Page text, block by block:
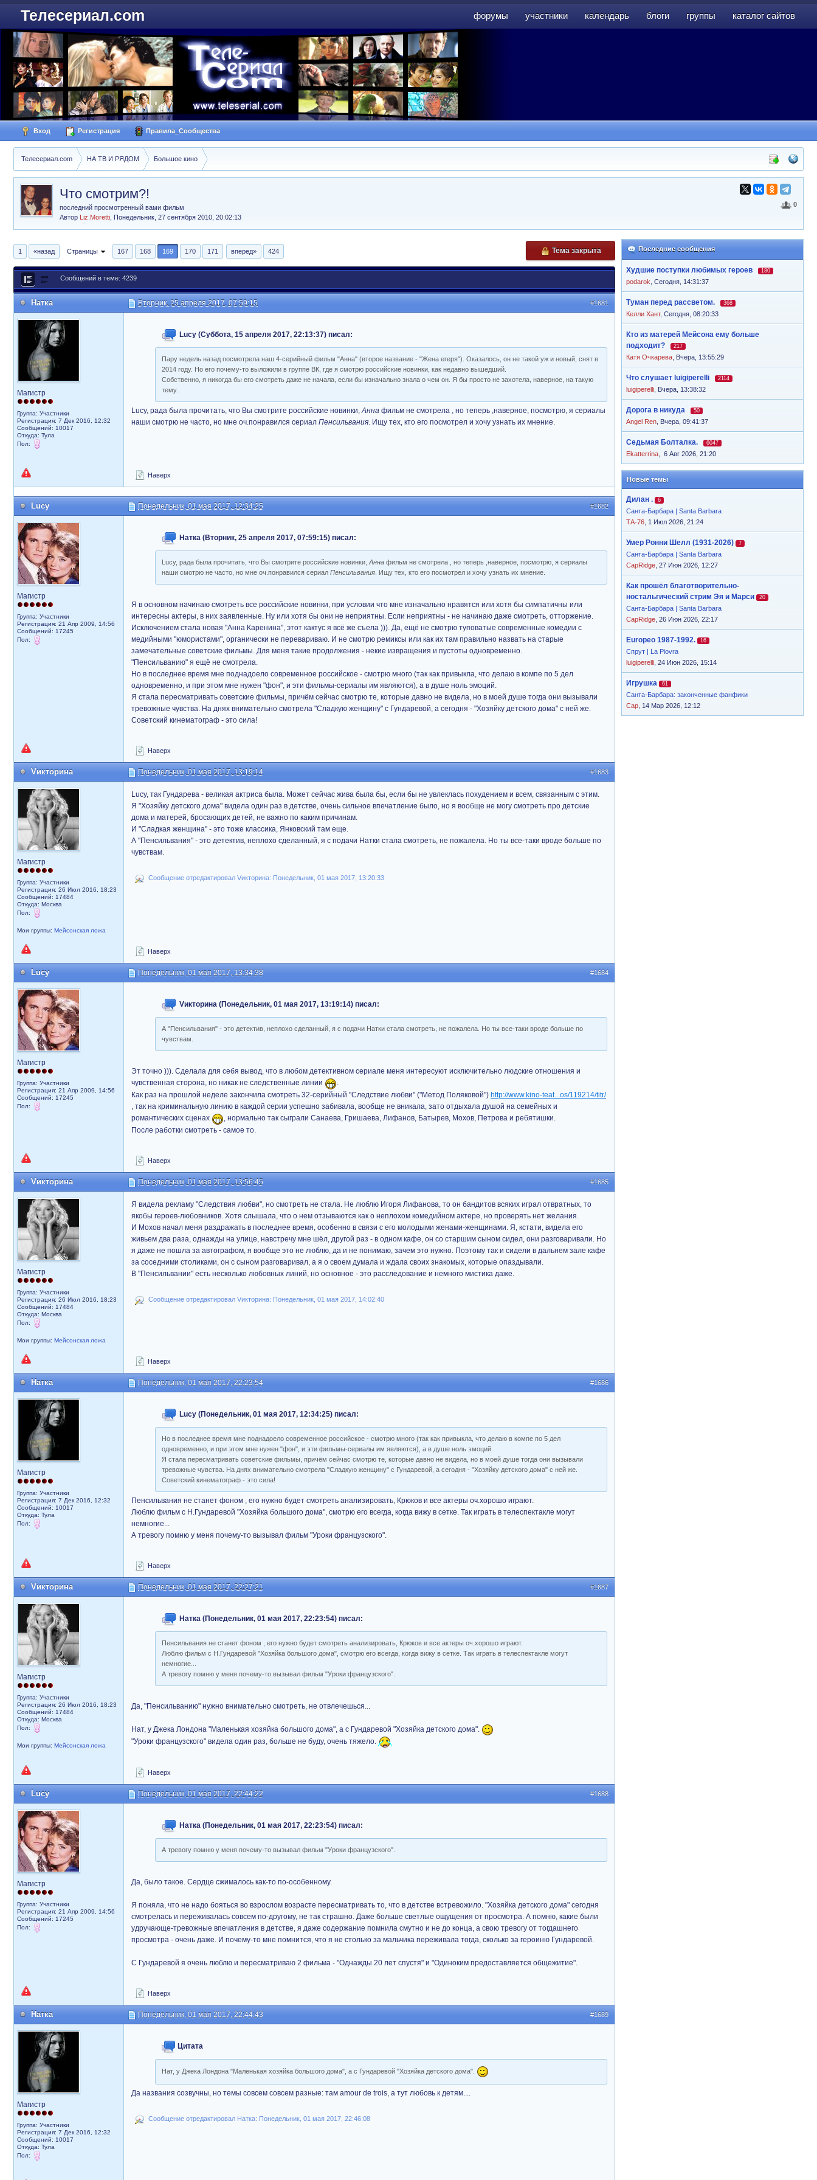
форумы участники календарь блоги группы каталог сайтов
Телесериал.com
Вход Регистрация Правила_Сообщества
Телесериал.com НА ТВ И РЯДОМ Большое кино
0
Что смотрим?!
последний просмотренный вами фильм
Автор Liz.Moretti Понедельник, 27 сентября 2010, 20:02:13
Последние сообщения
Худшие поступки любимых героев 180
podarok Сегодня, 14:31:37
Туман перед рассветом. 368
Келли Хант, Сегодня, 08:20:33
Кто из матерей Мейсона ему больше
подходит?
217
Катя Очкарева Вчера, 13:55:29
Что слушает luigiperelli 2114
luigiperelli Вчера, 13:38:32
Дорога в никуда 50
Angel Ren Вчера, 09:41:37
Седьмая Болталка. 6047
Ekatterrina 6 Авг 2026, 21:20
Новые темы
Дилан . 6
Санта-Барбара | Santa Barbara
ТА-76 , 1 Июл 2026, 21:24
Умер Ронни Шелл (1931-2026) 7
Санта-Барбара | Santa Barbara
CapRidge , 27 Июн 2026, 12:27
Как прошёл благотворительно-
ностальгический стрим Эя и Марси
20
Санта-Барбара | Santa Barbara
CapRidge , 26 Июн 2026, 22:17
Europeo 1987-1992. 16
Спрут | La Piovra
luigiperelli , 24 Июн 2026, 15:14
Игрушка 61
Санта-Барбара: законченные фанфики
Cap , 14 Мар 2026, 12:12
1 «назад Страницы 167 168 169 170 171 вперед» 424 Тема закрыта
Сообщений в теме: 4239
#1681
Натка Вторник, 25 апреля 2017, 07:59:15
Магистр
Группа: Участники
Регистрация: 7 Дек 2016, 12:32
Сообщений: 10017
Откуда: Тула
Пол:
Lucy (Суббота, 15 апреля 2017, 22:13:37) писал:
Пару недель назад посмотрела наш 4-серийный фильм "Анна" (второе название - "Жена егеря"). Оказалось, он не такой уж и новый, снят в
2014 году. Но его почему-то выложили в группе ВК, где я смотрю российские новинки, как недавно вышедший.
Собственно, я никогда бы его смотреть даже не начала, если бы изначально знала о чем он. Я бы просто не захотела, наверное, на такую
тему.
Lucy, рада была прочитать, что Вы смотрите российские новинки,Анна фильм не смотрела , но теперь ,наверное, посмотрю, я сериалы
наши смотрю не часто, но мне оч.понравился сериал Пенсильвания. Ищу тех, кто его посмотрел и хочу узнать их мнение.
Наверх
#1682
Lucy Понедельник, 01 мая 2017, 12:34:25
Магистр
Группа: Участники
Регистрация: 21 Апр 2009, 14:56
Сообщений: 17245
Пол:
Натка (Вторник, 25 апреля 2017, 07:59:15) писал:
Lucy, рада была прочитать, что Вы смотрите российские новинки,Аннафильм не смотрела , но теперь ,наверное, посмотрю, я сериалы
наши смотрю не часто, но мне оч.понравился сериалПенсильвания . Ищу тех, кто его посмотрел и хочу узнать их мнение.
Я в основном начинаю смотреть все российские новинки, при условии что мне изначально нравятся или хотя бы симпатичны или
интересны актеры, в них заявленные. Ну или хотя бы они не неприятны. Если неприятны - не начинаю даже смотреть, отторжение.
Исключением стала новая "Анна Каренина", этот кактус я всё же съела ))). Да, ещё не смотрю туповатые современные комедии с
медийными "юмористами", органически не перевариваю. И не смотрю ремиксы или как их там правильно назвать на старые
замечательные советские фильмы. Для меня такие продолжения - некие извращения и пустоты одновременно.
"Пенсильванию" я ещё не смотрела.
Но в последнее время мне поднадоело современное российское - смотрю много (так как привыкла, что делаю в компе по 5 дел
одновременно, и при этом мне нужен "фон", и эти фильмы-сериалы им являются), а в душе ноль эмоций.
Я стала пересматривать советские фильмы, причём сейчас смотрю те, которые давно не видела, но в моей душе тогда они вызывали
тревожные чувства. На днях внимательно смотрела "Сладкую женщину" с Гундаревой, а сегодня - "Хозяйку детского дома" с ней же.
Советский кинематограф - это сила!
Наверх
#1683
Vикторина Понедельник, 01 мая 2017, 13:19:14
Магистр
Группа: Участники
Регистрация: 26 Июл 2016, 18:23
Сообщений: 17484
Откуда: Москва
Пол:
Мои группы: Мейсонская ложа
Lucy, так Гундарева - великая актриса была. Может сейчас жива была бы, если бы не увлеклась похудением и всем, связанным с этим.
Я "Хозяйку детского дома" видела один раз в детстве, очень сильное впечатление было, но я вообще не могу смотреть про детские
дома и матерей, бросающих детей, не важно по каким причинам.
И "Сладкая женщина" - это тоже классика, Янковский там еще.
А "Пенсильвания" - это детектив, неплохо сделанный, я с подачи Натки стала смотреть, не пожалела. Но ты все-таки вроде больше по
чувствам.
Сообщение отредактировал Vикторина: Понедельник, 01 мая 2017, 13:20:33
Наверх
#1684
Lucy Понедельник, 01 мая 2017, 13:34:38
Магистр
Группа: Участники
Регистрация: 21 Апр 2009, 14:56
Сообщений: 17245
Пол:
Vикторина (Понедельник, 01 мая 2017, 13:19:14) писал:
А "Пенсильвания" - это детектив, неплохо сделанный, я с подачи Натки стала смотреть, не пожалела. Но ты все-таки вроде больше по
чувствам.
Эт точно ))). Сделала для себя вывод, что в любом детективном сериале меня интересуют исключительно людские отношения и
чувственная сторона, но никак не следственные линии
.
Как раз на прошлой неделе закончила смотреть 32-серийный "Следствие любви" ("Метод Поляковой") http://www.kino-teat...os/119214/titr/
, так на криминальную линию в каждой серии успешно забивала, вообще не вникала, зато отдыхала душой на семейных и
романтических сценах
, нормально так сыграли Санаева, Гришаева, Лифанов, Батырев, Мохов, Петрова и ребятишки.
После работки смотреть - самое то.
Наверх
#1685
Vикторина Понедельник, 01 мая 2017, 13:56:45
Магистр
Группа: Участники
Регистрация: 26 Июл 2016, 18:23
Сообщений: 17484
Откуда: Москва
Пол:
Мои группы: Мейсонская ложа
Я видела рекламу "Следствия любви", но смотреть не стала. Не люблю Игоря Лифанова, то он бандитов всяких играл отвратных, то
якобы героев-любовников. Хотя слышала, что о нем отзываются как о неплохом комедийном актере, но проверять нет желания.
И Мохов начал меня раздражать в последнее время, особенно в связи с его молодыми женами-женщинами. Я, кстати, видела его
живьем два раза, однажды на улице, навстречу мне шёл, другой раз - в одном кафе, он со старшим сыном сидел, они разговаривали. Но
я даже не пошла за автографом, я вообще это не люблю, да и не понимаю, зачем это нужно. Поэтому так и сидели в дальнем зале кафе
за соседними столиками, он с сыном разговаривал, а я о своем думала и ждала своих знакомых, которые опаздывали.
В "Пенсильвании" есть несколько любовных линий, но основное - это расследование и немного мистика даже.
Сообщение отредактировал Vикторина: Понедельник, 01 мая 2017, 14:02:40
Наверх
#1686
Натка Понедельник, 01 мая 2017, 22:23:54
Магистр
Группа: Участники
Регистрация: 7 Дек 2016, 12:32
Сообщений: 10017
Откуда: Тула
Пол:
Lucy (Понедельник, 01 мая 2017, 12:34:25) писал:
Но в последнее время мне поднадоело современное российское - смотрю много (так как привыкла, что делаю в компе по 5 дел
одновременно, и при этом мне нужен "фон", и эти фильмы-сериалы им являются), а в душе ноль эмоций.
Я стала пересматривать советские фильмы, причём сейчас смотрю те, которые давно не видела, но в моей душе тогда они вызывали
тревожные чувства. На днях внимательно смотрела "Сладкую женщину" с Гундаревой, а сегодня - "Хозяйку детского дома" с ней же.
Советский кинематограф - это сила!
Пенсильвания не станет фоном , его нужно будет смотреть анализировать, Крюков и все актеры оч.хорошо играют.
Люблю фильм с Н.Гундаревой "Хозяйка большого дома", смотрю его всегда, когда вижу в сетке. Так играть в телеспектакле могут
немногие...
А тревогу помню у меня почему-то вызывал фильм "Уроки французского".
Наверх
#1687
Vикторина Понедельник, 01 мая 2017, 22:27:21
Магистр
Группа: Участники
Регистрация: 26 Июл 2016, 18:23
Сообщений: 17484
Откуда: Москва
Пол:
Мои группы: Мейсонская ложа
Натка (Понедельник, 01 мая 2017, 22:23:54) писал:
Пенсильвания не станет фоном , его нужно будет смотреть анализировать, Крюков и все актеры оч.хорошо играют.
Люблю фильм с Н.Гундаревой "Хозяйка большого дома", смотрю его всегда, когда вижу в сетке. Так играть в телеспектакле могут
немногие...
А тревогу помню у меня почему-то вызывал фильм "Уроки французского".
Да, "Пенсильванию" нужно внимательно смотреть, не отвлечешься...
Нат, у Джека Лондона "Маленькая хозяйка большого дома", а с Гундаревой "Хозяйка детского дома".
"Уроки французского" видела один раз, больше не буду, очень тяжело.
Наверх
#1688
Lucy Понедельник, 01 мая 2017, 22:44:22
Магистр
Группа: Участники
Регистрация: 21 Апр 2009, 14:56
Сообщений: 17245
Пол:
Натка (Понедельник, 01 мая 2017, 22:23:54) писал:
А тревогу помню у меня почему-то вызывал фильм "Уроки французского".
Да, было такое. Сердце сжималось как-то по-особенному.
Я поняла, что не надо бояться во взрослом возрасте пересматривать то, что в детстве встревожило. "Хозяйка детского дома" сегодня
смотрелась и переживалась совсем по-другому, не так страшно. Даже больше светлые ощущения от просмотра. А помню, какие были
удручающе-тревожные впечатления в детстве, я даже содержание помнила смутно и не до конца, а свою тревогу от тогдашнего
просмотра - очень даже. И почему-то мне помнится, что я не столько за мальчика переживала тогда, сколько за героиню Гундаревой.
С Гундаревой я очень люблю и пересматриваю 2 фильма - "Однажды 20 лет спустя" и "Одиноким предоставляется общежитие".
Наверх
#1689
Натка Понедельник, 01 мая 2017, 22:44:43
Магистр
Группа: Участники
Регистрация: 7 Дек 2016, 12:32
Сообщений: 10017
Откуда: Тула
Пол:
Цитата
Нат, у Джека Лондона "Маленькая хозяйка большого дома", а с Гундаревой "Хозяйка детского дома".
Да названия созвучны, но темы совсем совсем разные: там amour de trois, а тут любовь к детям....
Сообщение отредактировал Натка: Понедельник, 01 мая 2017, 22:46:08